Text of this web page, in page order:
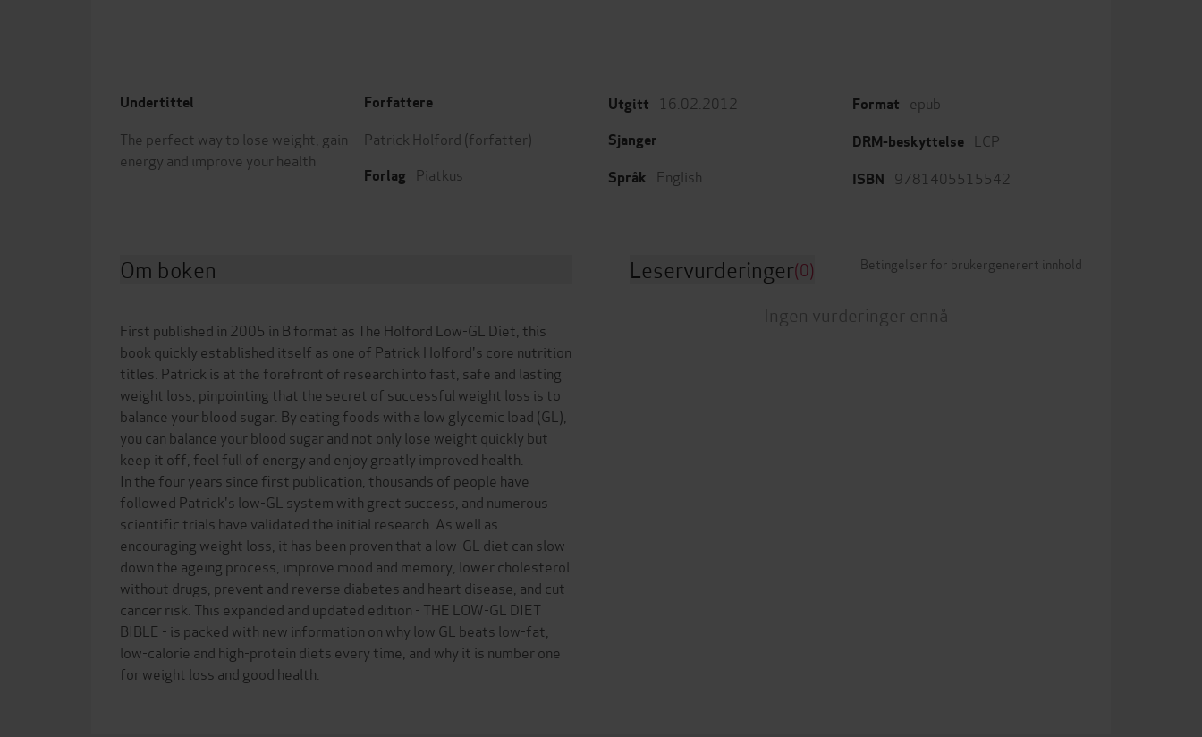
Undertittel
The perfect way to lose weight, gain
energy and improve your health
Forfattere
Patrick Holford (forfatter)
Forlag Piatkus
Utgitt 16.02.2012
Sjanger
Språk
English
Format epub
DRM-beskyttelse LCP
ISBN 9781405515542
Om boken
First published in 2005 in B format as The Holford Low-GL Diet, this
book quickly established itself as one of Patrick Holford's core nutrition
titles. Patrick is at the forefront of research into fast, safe and lasting
weight loss, pinpointing that the secret of successful weight loss is to
balance your blood sugar. By eating foods with a low glycemic load (GL),
you can balance your blood sugar and not only lose weight quickly but
keep it off, feel full of energy and enjoy greatly improved health.
In the four years since first publication, thousands of people have
followed Patrick's low-GL system with great success, and numerous
scientific trials have validated the initial research. As well as
encouraging weight loss, it has been proven that a low-GL diet can slow
down the ageing process, improve mood and memory, lower cholesterol
without drugs, prevent and reverse diabetes and heart disease, and cut
cancer risk. This expanded and updated edition - THE LOW-GL DIET
BIBLE - is packed with new information on why low GL beats low-fat,
low-calorie and high-protein diets every time, and why it is number one
for weight loss and good health.
Leservurderinger(0) Betingelser for brukergenerert innhold
Ingen vurderinger ennå